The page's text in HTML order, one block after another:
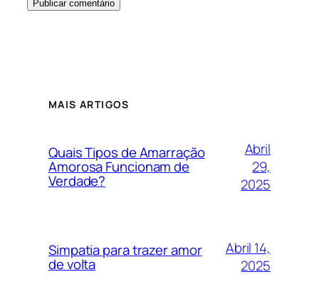
MAIS ARTIGOS
Quais Tipos de Amarração
Amorosa Funcionam de
Verdade?
Abril
29,
2025
Simpatia para trazer amor
de volta
Abril 14,
2025